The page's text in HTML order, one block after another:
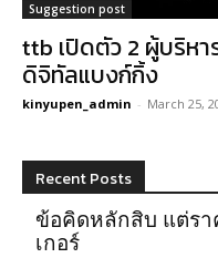
Suggestion post
ttb เปิดตัว 2 ผู้บริหา
ดิจิทัลแบงก์กิ้ง
kinyupen_admin - March 25,
Recent Posts
ข้อคิดหลักสิบ แต่ร
เกอร์